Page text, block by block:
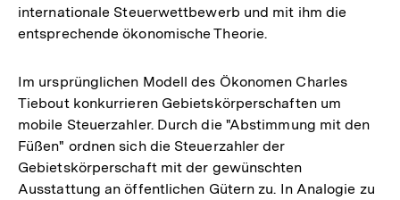
Auflösung
der
internationale Steuerwettbewerb und mit ihm die
entsprechende ökonomische Theorie.
Im ursprünglichen Modell des Ökonomen Charles
Tiebout konkurrieren Gebietskörperschaften um
mobile Steuerzahler. Durch die "Abstimmung mit den
Füßen" ordnen sich die Steuerzahler der
Gebietskörperschaft mit der gewünschten
Ausstattung an öffentlichen Gütern zu. In Analogie zu